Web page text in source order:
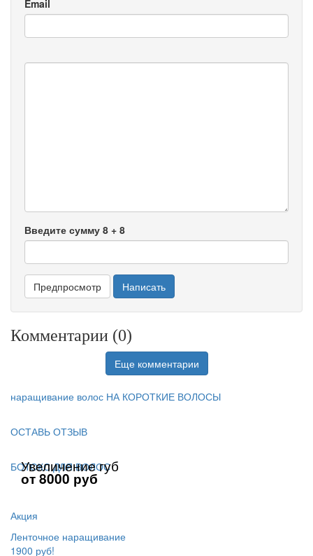
Email
Введите сумму 8 + 8
Комментарии (0)
Еще комментарии
наращивание волос НА КОРОТКИЕ ВОЛОСЫ
ОСТАВЬ ОТЗЫВ
БОТОКС ДЛЯ ВОЛОС
Увеличение губ
от 8000 руб
Акция
Ленточное наращивание
1900 руб!